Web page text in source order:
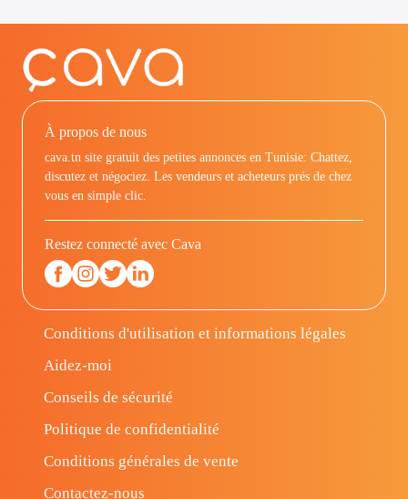
À propos de nous
cava.tn site gratuit des petites annonces en Tunisie: Chattez,
discutez et négociez. Les vendeurs et acheteurs prés de chez
vous en simple clic.
Restez connecté avec Cava
Conditions d'utilisation et informations légales
Aidez-moi
Conseils de sécurité
Politique de confidentialité
Conditions générales de vente
Contactez-nous